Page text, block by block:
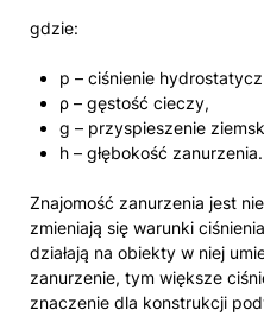
gdzie:
p – ciśnienie
ρ – gęstość cieczy,
g – przyspieszenie
h – głębokość zanurzenia.
Znajomość zanurzenia jest
zmieniają się warunki
działają na obiekty w niej
zanurzenie, tym większe
znaczenie dla konstrukcji